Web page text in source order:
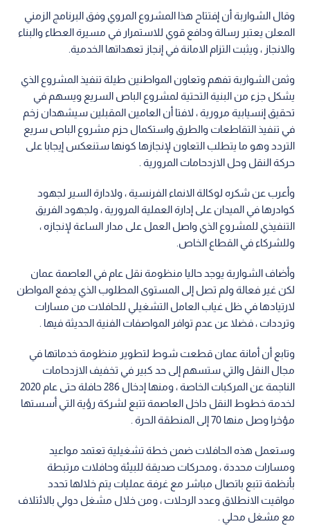
وقال الشواربة أن إفتتاح هذا المشروع المروي وفق البرنامج الزمني
المعلن يعتبر رسالة ودافع قوي للاستمرار في مسيرة العطاء والبناء
والانجاز ، ويثبت التزام الامانة في إنجاز تعهداتها الخدمية.
وثمن الشواربة تفهم وتعاون المواطنين طيلة تنفيذ المشروع الذي
يشكل جزء من البنية التحتية لمشروع الباص السريع ويسهم في
تحقيق إنسيابية مرورية ، لافتا أن العامين المقبلين سيشهدان زخم
في تنفيذ التقاطعات والطرق واستكمال حزم مشروع الباص سريع
التردد وهو ما يتطلب التعاون لإنجازها كونها ستنعكس إيجابا على
حركة النقل وحل الازدحامات المرورية .
وأعرب عن شكره لوكالة الانماء الفرنسية ، ولادارة السير لجهود
كوادرها في الميدان على إدارة العملية المرورية ، ولجهود الفريق
التنفيذي للمشروع الذي واصل العمل على مدار الساعة لإنجازه ،
وللشركاء في القطاع الخاص.
وأضاف الشواربة يوجد حاليا منظومة نقل عام في العاصمة عمان
لكن غير فعالة ولم تصل إلى المستوى المطلوب الذي يدفع المواطن
لارتيادها في ظل غياب العامل التشغيلي للحافلات من مسارات
وترددات ، فضلا عن عدم توافر المواصفات الفنية الحديثة فيها .
وتابع أن أمانة عمان قطعت شوط لتطوير منظومة خدماتها في
مجال النقل والتي ستسهم إلى حد كبير في تخفيف الازدحامات
الناجمة عن المركبات الخاصة ، ومنها إدخال 286 حافلة حتى عام 2020
لخدمة خطوط النقل داخل العاصمة تتبع لشركة رؤية التي أسستها
مؤخرا وصل منها 70 إلى المنطقة الحرة .
وستعمل هذه الحافلات ضمن خطة تشغيلية تعتمد مواعيد
ومسارات محددة ، ومحركات صديقة للبيئة وحافلات مرتبطة
بأنظمة تتبع باتصال مباشر مع غرفة عمليات يتم خلالها تحدد
مواقيت الانطلاق وعدد الرحلات ، ومن خلال مشغل دولي بالائتلاف
مع مشغل محلي .